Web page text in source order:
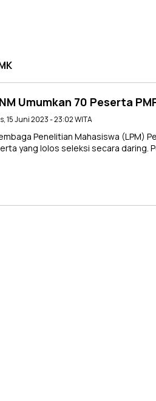
Umumkan 70 Peserta
15 Juni 2023 - 23:02 WITA
Penelitian Mahasiswa (LPM)
yang lolos seleksi secara daring.